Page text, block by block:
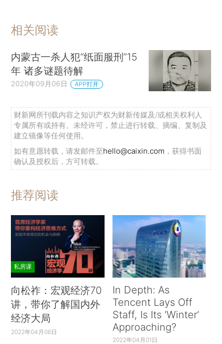
相关阅读
内蒙古一杀人犯“纸面服刑”15
年 诸多谜题待解
2020年09月06日 APP打开
财新网所刊载内容之知识产权为财新传媒及/或相关权利人
专属所有或持有。未经许可，禁止进行转载、摘编、复制及
建立镜像等任何使用。
如有意愿转载，请发邮件至hello@caixin.com ，获得书面
确认及授权后，方可转载。
推荐阅读
私房课
向松祚：宏观经济70
讲，带你了解国内外
经济大局
2022年04月06日
In Depth: As
Tencent Lays Off
Staff, Is Its ‘Winter’
Approaching?
2022年04月01日